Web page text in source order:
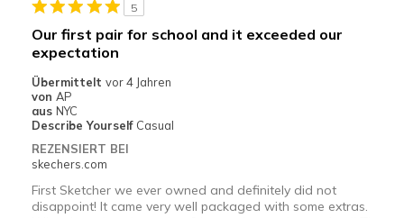
5
Our first pair for school and it exceeded our
expectation
Übermittelt vor 4 Jahren
von AP
aus NYC
Describe Yourself Casual
REZENSIERT BEI
skechers.com
First Sketcher we ever owned and definitely did not
disappoint! It came very well packaged with some extras.